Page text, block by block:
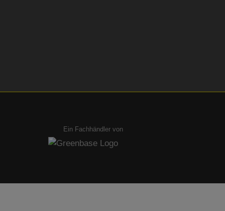
Ein Fachhändler von